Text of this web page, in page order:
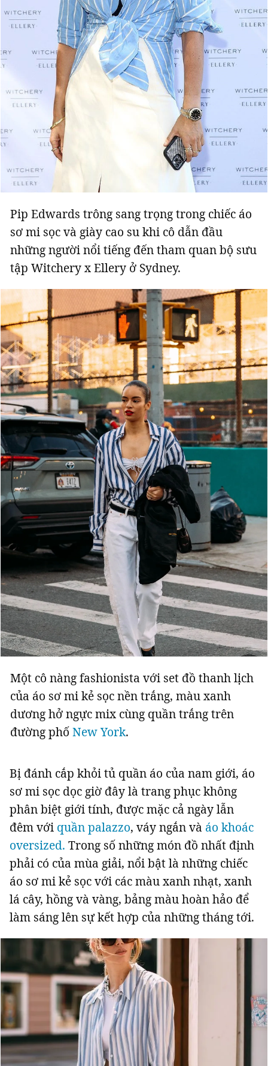
Pip Edwards trông sang trọng trong chiếc áo
sơ mi sọc và giày cao su khi cô dẫn đầu
những người nổi tiếng đến tham quan bộ sưu
tập Witchery x Ellery ở Sydney.
Một cô nàng fashionista với set đồ thanh lịch
của áo sơ mi kẻ sọc nền trắng, màu xanh
dương hở ngực mix cùng quần trắng trên
đường phốNew York.
Bị đánh cắp khỏi tủ quần áo của nam giới, áo
sơ mi sọc dọc giờ đây là trang phục không
phân biệt giới tính, được mặc cả ngày lẫn
đêm với quần palazzo, váy ngắn và áo khoác
oversized. Trong số những món đồ nhất định
phải có của mùa giải, nổi bật là những chiếc
áo sơ mi kẻ sọc với các màu xanh nhạt, xanh
lá cây, hồng và vàng, bảng màu hoàn hảo để
làm sáng lên sự kết hợp của những tháng tới.